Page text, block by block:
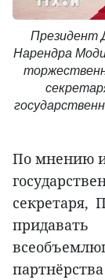
Президент
Нарендра
По мнению
секретаря,